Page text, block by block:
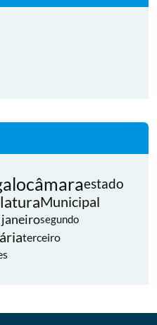
câmaraestado
Municipal
segundo
terceiro